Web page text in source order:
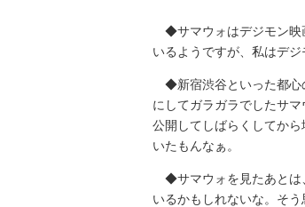
◆サマウォはデジモン映
いるようですが、私はデジ
◆新宿渋谷といった都心
にしてガラガラでしたサ
公開してしばらくしてか
いたもんなぁ。
◆サマウォを見たあとは
いるかもしれないな。そ